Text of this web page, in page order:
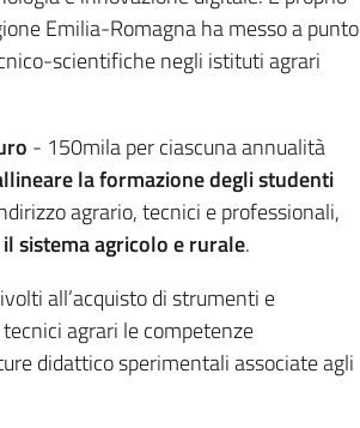
Emilia-Romagna ha messo a punto
scientifiche negli istituti agrari
- 150mila per ciascuna annualità
la formazione degli studenti
agrario, tecnici e professionali,
sistema agricolo e rurale.
all’acquisto di strumenti e
agrari le competenze
didattico sperimentali associate agli